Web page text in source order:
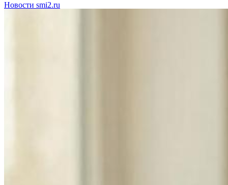
Новости smi2.ru